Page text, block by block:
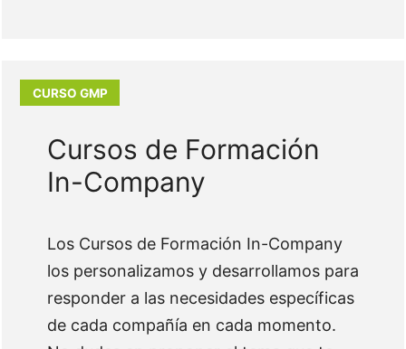
Cursos de Formación
In-Company
Los Cursos de Formación In-Company
los personalizamos y desarrollamos para
responder a las necesidades específicas
de cada compañía en cada momento.